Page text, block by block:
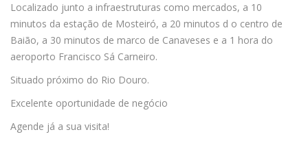
Localizado junto a infraestruturas como mercados, a 10
minutos da estação de Mosteiró, a 20 minutos d o centro de
Baião, a 30 minutos de marco de Canaveses e a 1 hora do
aeroporto Francisco Sá Carneiro.
Situado próximo do Rio Douro.
Excelente oportunidade de negócio
Agende já a sua visita!